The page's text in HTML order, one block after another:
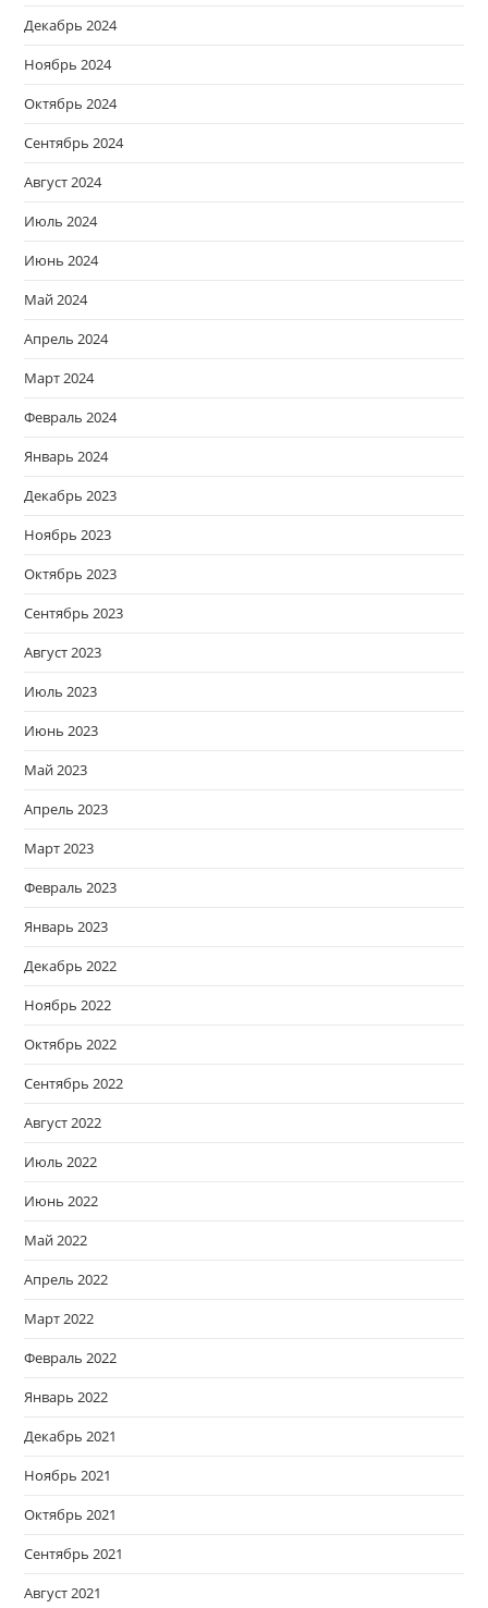
Декабрь 2024
Ноябрь 2024
Октябрь 2024
Сентябрь 2024
Август 2024
Июль 2024
Июнь 2024
Май 2024
Апрель 2024
Март 2024
Февраль 2024
Январь 2024
Декабрь 2023
Ноябрь 2023
Октябрь 2023
Сентябрь 2023
Август 2023
Июль 2023
Июнь 2023
Май 2023
Апрель 2023
Март 2023
Февраль 2023
Январь 2023
Декабрь 2022
Ноябрь 2022
Октябрь 2022
Сентябрь 2022
Август 2022
Июль 2022
Июнь 2022
Май 2022
Апрель 2022
Март 2022
Февраль 2022
Январь 2022
Декабрь 2021
Ноябрь 2021
Октябрь 2021
Сентябрь 2021
Август 2021